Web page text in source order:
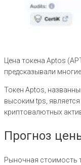
Цена токена Aptos
предсказывали
Токен Aptos,
высоким tps,
криптовалютных
Прогноз
Рыночная стоимость